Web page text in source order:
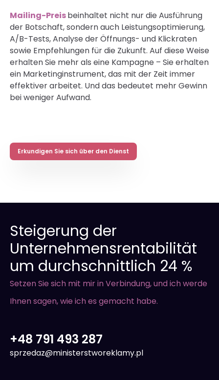
Mailing-Preisbeinhaltet nicht nur die Ausführung
der Botschaft, sondern auch Leistungsoptimierung,
A/B-Tests, Analyse der Öffnungs- und Klickraten
sowie Empfehlungen für die Zukunft. Auf diese Weise
erhalten Sie mehr als eine Kampagne – Sie erhalten
ein Marketinginstrument, das mit der Zeit immer
effektiver arbeitet. Und das bedeutet mehr Gewinn
bei weniger Aufwand.
Erkundigen Sie sich über den Dienst
Steigerung der
Unternehmensrentabilität
um durchschnittlich 24 %
Setzen Sie sich mit mir in Verbindung, und ich werde
Ihnen sagen, wie ich es gemacht habe.
+48 791 493 287
sprzedaz@ministerstworeklamy.pl